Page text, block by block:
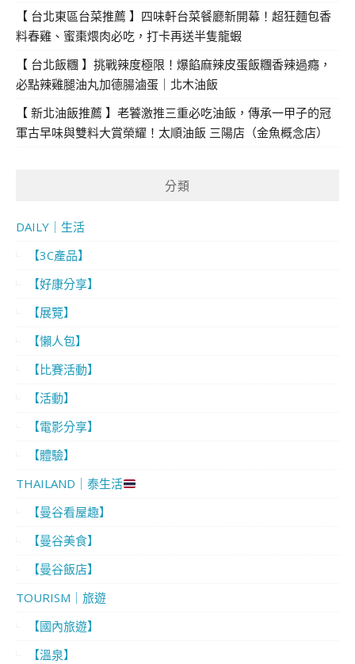
【 台北東區台菜推薦 】四味軒台菜餐廳新開幕！超狂麵包香
料春雞、蜜棗煨肉必吃，打卡再送半隻龍蝦
【 台北飯糰 】挑戰辣度極限！爆餡麻辣皮蛋飯糰香辣過癮，
必點辣雞腿油丸加德腸滷蛋｜北木油飯
【 新北油飯推薦 】老饕激推三重必吃油飯，傳承一甲子的冠
軍古早味與雙料大賞榮耀！太順油飯 三陽店（金魚概念店）
分類
DAILY｜生活
【3C產品】
【好康分享】
【展覽】
【懶人包】
【比賽活動】
【活動】
【電影分享】
【體驗】
THAILAND｜泰生活
【曼谷看屋趣】
【曼谷美食】
【曼谷飯店】
TOURISM｜旅遊
【國內旅遊】
【溫泉】